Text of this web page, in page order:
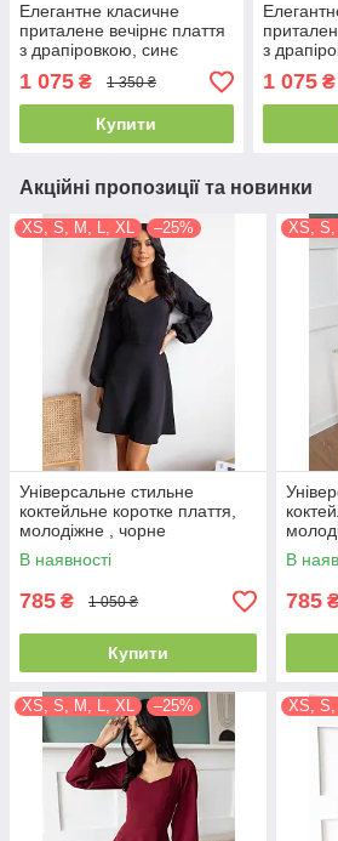
Елегантне класичне
приталене вечірнє плаття
з драпіровкою, синє
1 075 ₴ 1 350 ₴
Купити
з
1 075₴
Акційні пропозиції та новинки
XS, S, M, L, XL –25%
Універсальне стильне
коктейльне коротке плаття,
молодіжне , чорне
В наявності
785 ₴ 1 050 ₴
Купити
XS,
В
785
XS, S, M, L, XL –25% XS,